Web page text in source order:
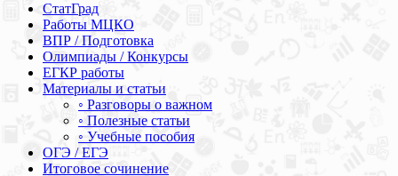
СтатГрад
Работы МЦКО
ВПР / Подготовка
Олимпиады / Конкурсы
ЕГКР работы
Материалы и статьи
◦ Разговоры о важном
◦ Полезные статьи
◦ Учебные пособия
ОГЭ / ЕГЭ
Итоговое сочинение